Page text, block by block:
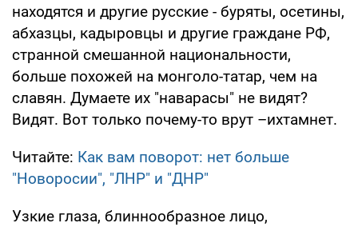
находятся и другие русские - буряты, осетины,
абхазцы, кадыровцы и другие граждане РФ,
странной смешанной национальности,
больше похожей на монголо-татар, чем на
славян. Думаете их "наварасы" не видят?
Видят. Вот только почему-то врут –ихтамнет.
Читайте: Как вам поворот: нет больше
"Новоросии", "ЛНР" и "ДНР"
Узкие глаза, блиннообразное лицо,